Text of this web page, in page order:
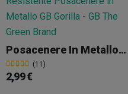
Posacenere In Metallo GB Gorilla
(11)
2,99 €